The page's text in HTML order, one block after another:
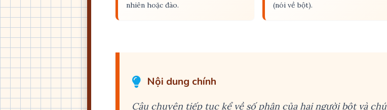
nhiên hoặc đào.
(nói về bột).
Nội dung chính
Câu chuyện tiếp tục kể về số phận của hai người bột và chú